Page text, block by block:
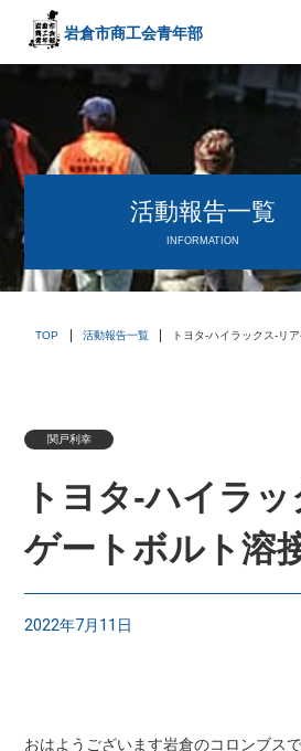
岩倉市商工会青年部
〒482－0042
愛知県岩倉市中本町西出口31-1
TEL:0587-66-3400
FAX:0587-66-3417
頑張る中小企業を応援します！
活動報告一覧
INFORMATION
TOP 活動報告一覧 トヨタ-ハイラックス-リ
関戸利幸
トヨタ-ハイラ
ゲートボルト溶
2022年7月11日
おはようございます岩倉のコロンブス